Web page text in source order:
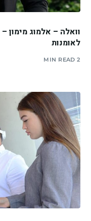
וואלה – אלמוג
לאומנות
2 MIN READ